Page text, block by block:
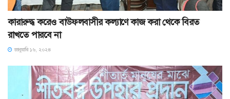
কারারুদ্ধ করেও বাউফলবাসীর কল্যাণে কাজ করা থেকে বিরত
রাখতে পারবে না
জানুয়ারি ১৬, ২০২৪